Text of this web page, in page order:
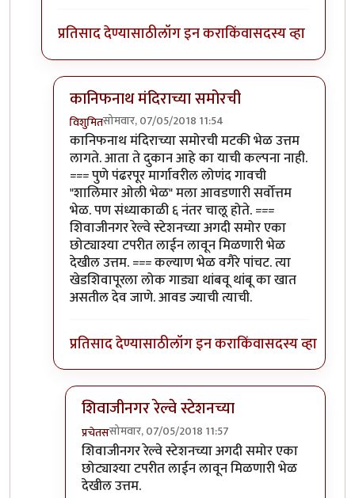
प्रतिसाद देण्यासाठीलॉग इन कराकिंवासदस्य व्हा
कानिफनाथ मंदिराच्या समोरची
विशुमितसोमवार, 07/05/2018 11:54
In reply toअगदी. अगदी. कोल्हापूरचं सगळंचby
कानिफनाथ मंदिराच्या समोरची मटकी भेळ उत्तम
लागते. आता ते दुकान आहे का याची कल्पना नाही.
=== पुणे पंढरपूर मार्गावरील लोणंद गावची
"शालिमार ओली भेळ" मला आवडणारी सर्वोत्तम
भेळ. पण संध्याकाळी ६ नंतर चालू होते. ===
शिवाजीनगर रेल्वे स्टेशनच्या अगदी समोर एका
छोट्याश्या टपरीत लाईन लावून मिळणारी भेळ
देखील उत्तम. === कल्याण भेळ वगैरे पांचट. त्या
खेडशिवापूरला लोक गाड्या थांबवू थांबू का खात
असतील देव जाणे. आवड ज्याची त्याची.
प्रतिसाद देण्यासाठीलॉग इन कराकिंवासदस्य व्हा
शिवाजीनगर रेल्वे स्टेशनच्या
प्रचेतससोमवार, 07/05/2018 11:57
In reply toकानिफनाथ मंदिराच्या समोरचीby
शिवाजीनगर रेल्वे स्टेशनच्या अगदी समोर एका
छोट्याश्या टपरीत लाईन लावून मिळणारी भेळ
देखील उत्तम.